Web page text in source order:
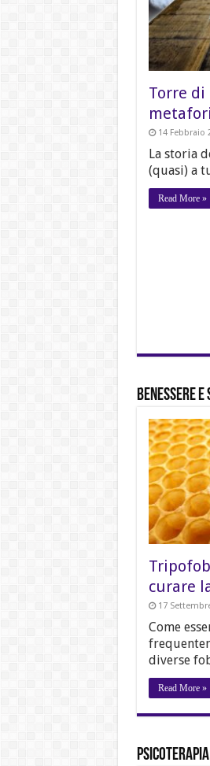
Torre di
14 Febbraio
La storia
(quasi) a
Read More »
Benessere
curare
17
Come
diverse
Read More »
Psicoterapia